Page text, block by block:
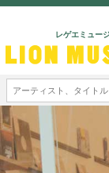
レゲエミュー